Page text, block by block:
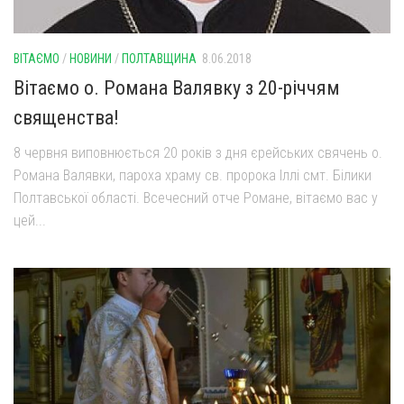
ВІТАЄМО / НОВИНИ / ПОЛТАВЩИНА 8.06.2018
Вітаємо о. Романа Валявку з 20-річчям
священства!
8 червня виповнюється 20 років з дня єрейських свячень о.
Романа Валявки, пароха храму св. пророка Іллі смт. Білики
Полтавської області. Всечесний отче Романе, вітаємо вас у
цей...